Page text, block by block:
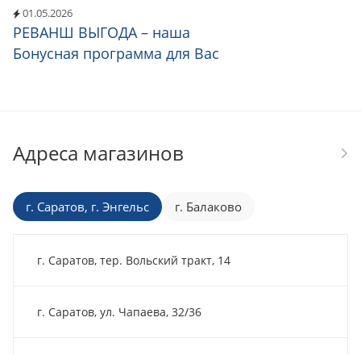
01.05.2026
РЕВАНШ ВЫГОДА – наша
Бонусная программа для Вас
Адреса магазинов
г. Саратов, г. Энгельс г. Балаково
г. Саратов, тер. Вольский тракт, 14
г. Саратов, ул. Чапаева, 32/36